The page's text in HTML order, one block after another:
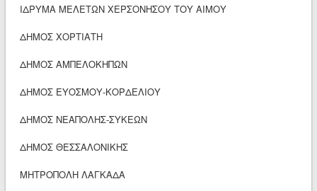
ΙΔΡΥΜΑ ΜΕΛΕΤΩΝ ΧΕΡΣΟΝΗΣΟΥ ΤΟΥ ΑΙΜΟΥ
ΔΗΜΟΣ ΧΟΡΤΙΑΤΗ
ΔΗΜΟΣ ΑΜΠΕΛΟΚΗΠΩΝ
ΔΗΜΟΣ ΕΥΟΣΜΟΥ-ΚΟΡΔΕΛΙΟΥ
ΔΗΜΟΣ ΝΕΑΠΟΛΗΣ-ΣΥΚΕΩΝ
ΔΗΜΟΣ ΘΕΣΣΑΛΟΝΙΚΗΣ
ΜΗΤΡΟΠΟΛΗ ΛΑΓΚΑΔΑ